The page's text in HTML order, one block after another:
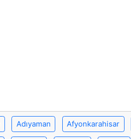
Adıyaman Afyonkarahisar